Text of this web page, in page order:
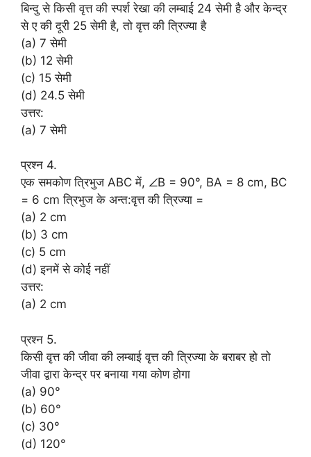
बिन्दु से किसी वृत्त की स्पर्श रेखा की लम्बाई 24 सेमी है और केन्द्र
से ए की दूरी 25 सेमी है, तो वृत्त की त्रिज्या है
(a) 7 सेमी
(b) 12 सेमी
(c) 15 सेमी
(d) 24.5 सेमी
उत्तर:
(a) 7 सेमी
प्रश्न 4.
एक समकोण त्रिभुज ABC में, ∠B = 90°, BA = 8 cm, BC
= 6 cm त्रिभुज के अन्त:वृत्त की त्रिज्या =
(a) 2 cm
(b) 3 cm
(c) 5 cm
(d) इनमें से कोई नहीं
उत्तर:
(a) 2 cm
प्रश्न 5.
किसी वृत्त की जीवा की लम्बाई वृत्त की त्रिज्या के बराबर हो तो
जीवा द्वारा केन्द्र पर बनाया गया कोण होगा
(a) 90°
(b) 60°
(c) 30°
(d) 120°